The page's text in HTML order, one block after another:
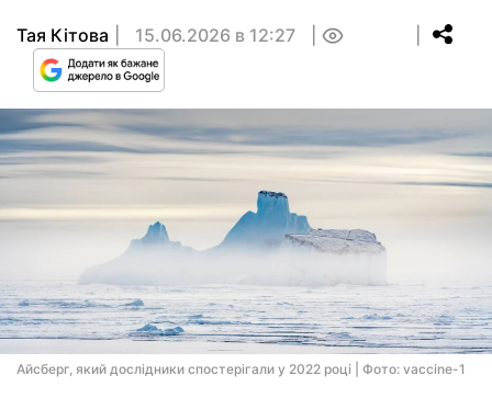
Тая Кітова 15.06.2026 в 12:27
Айсберг, який дослідники спостерігали у 2022 році | Фото: vaccine-1